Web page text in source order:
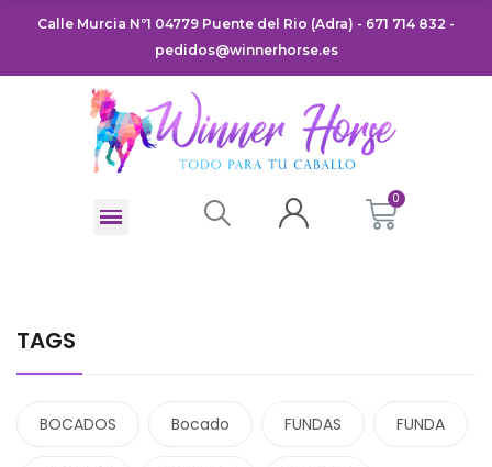
Calle Murcia Nº1 04779 Puente del Rio (Adra) - 671 714 832 -
pedidos@winnerhorse.es
TAGS
BOCADOS Bocado FUNDAS FUNDA